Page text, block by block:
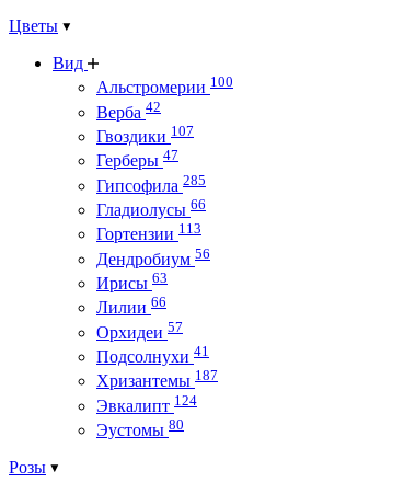
Цветы
Вид
Альстромерии 100
Верба 42
Гвоздики 107
Герберы 47
Гипсофила 285
Гладиолусы 66
Гортензии 113
Дендробиум 56
Ирисы 63
Лилии 66
Орхидеи 57
Подсолнухи 41
Хризантемы 187
Эвкалипт 124
Эустомы 80
Розы